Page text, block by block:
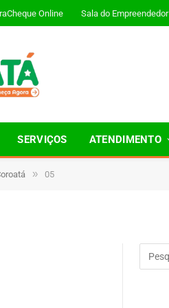
Online Sala do Empreendedor
SERVIÇOS ATENDIMENTO
» 05